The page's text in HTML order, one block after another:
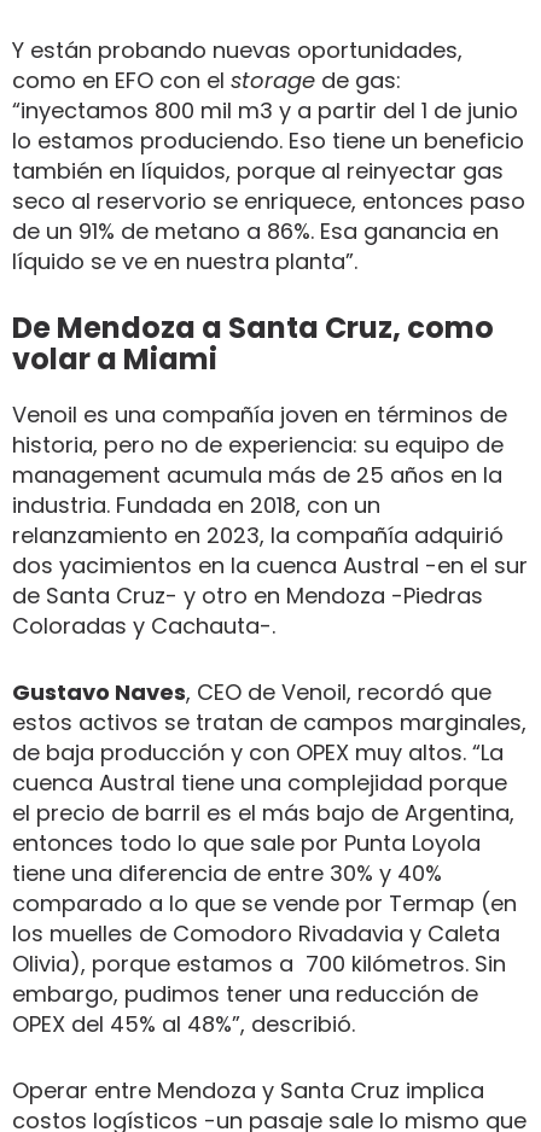
Y están probando nuevas oportunidades,
como en EFO con el storage de gas:
“inyectamos 800 mil m3 y a partir del 1 de junio
lo estamos produciendo. Eso tiene un beneficio
también en líquidos, porque al reinyectar gas
seco al reservorio se enriquece, entonces paso
de un 91% de metano a 86%. Esa ganancia en
líquido se ve en nuestra planta”.
De Mendoza a Santa Cruz, como
volar a Miami
Venoil es una compañía joven en términos de
historia, pero no de experiencia: su equipo de
management acumula más de 25 años en la
industria. Fundada en 2018, con un
relanzamiento en 2023, la compañía adquirió
dos yacimientos en la cuenca Austral -en el sur
de Santa Cruz- y otro en Mendoza -Piedras
Coloradas y Cachauta-.
Gustavo Naves, CEO de Venoil, recordó que
estos activos se tratan de campos marginales,
de baja producción y con OPEX muy altos. “La
cuenca Austral tiene una complejidad porque
el precio de barril es el más bajo de Argentina,
entonces todo lo que sale por Punta Loyola
tiene una diferencia de entre 30% y 40%
comparado a lo que se vende por Termap (en
los muelles de Comodoro Rivadavia y Caleta
Olivia), porque estamos a 700 kilómetros. Sin
embargo, pudimos tener una reducción de
OPEX del 45% al 48%”, describió.
Operar entre Mendoza y Santa Cruz implica
costos logísticos -un pasaje sale lo mismo que